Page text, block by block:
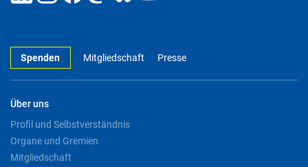
Spenden Mitgliedschaft Presse
Über uns
Profil und Selbstverständnis
Organe und Gremien
Mitgliedschaft